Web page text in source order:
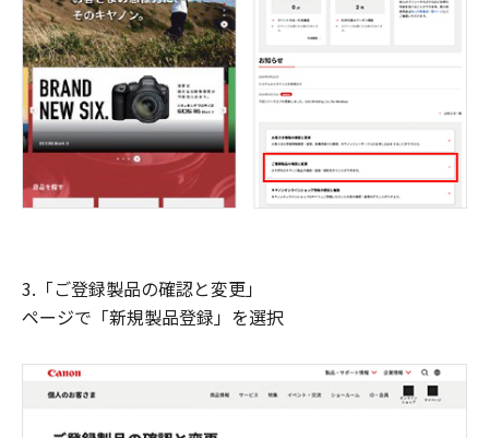
3.「ご登録製品の確認と変更」
ページで「新規製品登録」を選択